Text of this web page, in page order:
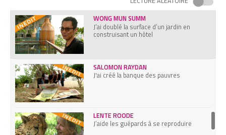
WONG MUN SUMM
J’ai doublé la surface d’un jardin en
construisant un hôtel
SALOMON RAYDAN
J'ai créé la banque des pauvres
LENTE ROODE
J’aide les guépards à se reproduire